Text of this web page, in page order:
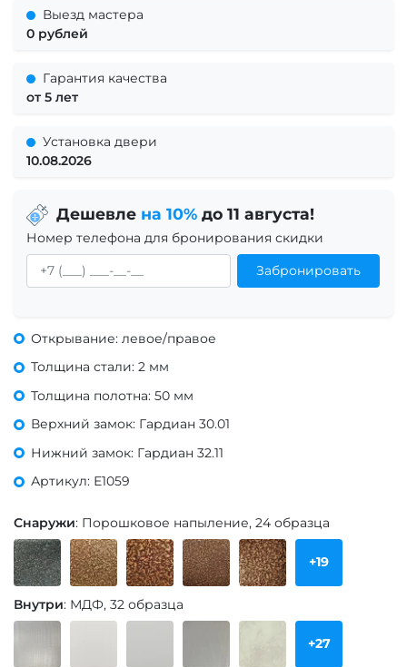
Выезд мастера
0 рублей
Гарантия качества
от 5 лет
Установка двери
10.08.2026
Дешевле на 10%до 11 августа!
Номер телефона для бронирования скидки
Забронировать
Открывание: левое/правое
Толщина стали: 2 мм
Толщина полотна: 50 мм
Верхний замок: Гардиан 30.01
Нижний замок: Гардиан 32.11
Артикул: Е1059
Снаружи: Порошковое напыление, 24 образца
+19
Внутри: МДФ, 32 образца
+27